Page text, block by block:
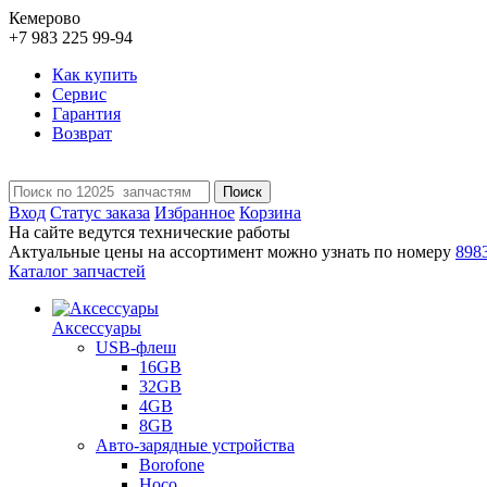
Кемерово
+7 983 225 99-94
Как купить
Сервис
Гарантия
Возврат
Поиск
Вход Статус заказа Избранное Корзина
На сайте ведутся технические работы
Актуальные цены на ассортимент можно узнать по номеру
Каталог запчастей
Аксессуары
USB-флеш
16GB
32GB
4GB
8GB
Авто-зарядные устройства
Borofone